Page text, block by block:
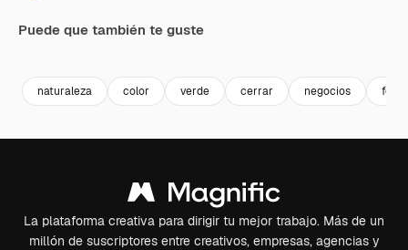
Puede que también te guste
naturaleza color verde cerrar negocios
La plataforma creativa para dirigir tu mejor trabajo. Más de un
millón de suscriptores entre creativos, empresas, agencias y